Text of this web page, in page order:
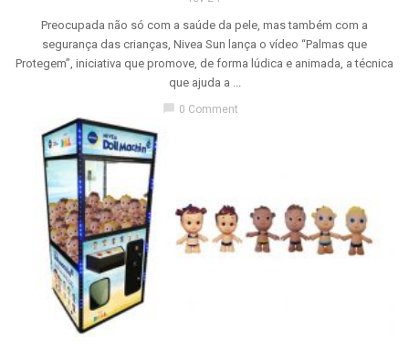
Preocupada não só com a saúde da pele, mas também com a
segurança das crianças, Nivea Sun lança o vídeo “Palmas que
Protegem”, iniciativa que promove, de forma lúdica e animada, a técnica
que ajuda a ...
0 Comment